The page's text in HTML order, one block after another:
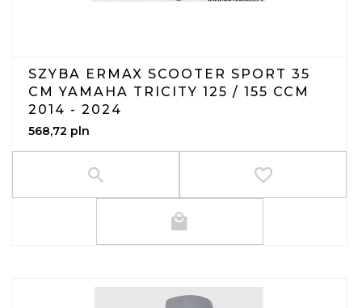
SZYBA ERMAX SCOOTER SPORT 35
CM YAMAHA TRICITY 125 / 155 CCM
2014 - 2024
568,72 pln